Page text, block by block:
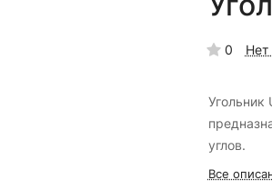
0 Нет
Угольник
углов.
Все